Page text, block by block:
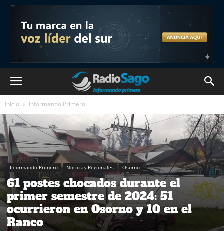
Inicio Informando Primero
Informando Primero Noticias Regionales Osorno
61 postes chocados durante el
primer semestre de 2024: 51
ocurrieron en Osorno y 10 en el
Ranco